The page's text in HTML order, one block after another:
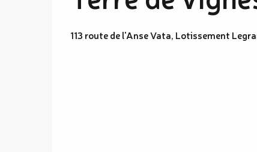
113 route de l'Anse Vata, Lotissement